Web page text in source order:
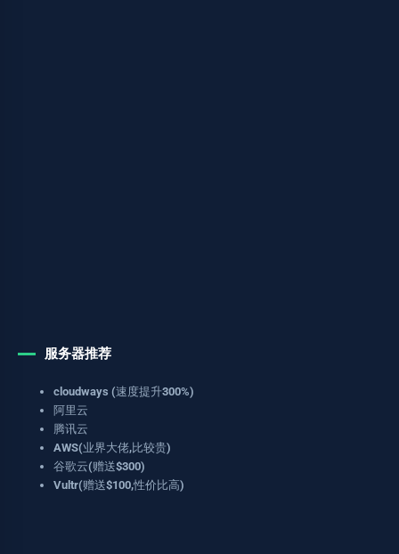
服务器推荐
cloudways (速度提升300%)
阿里云
腾讯云
AWS(业界大佬,比较贵)
谷歌云(赠送$300)
Vultr(赠送$100,性价比高)